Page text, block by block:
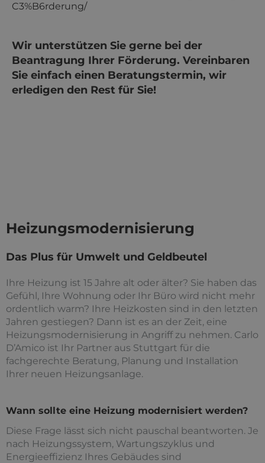
C3%B6rderung/
Wir unterstützen Sie gerne bei der
Beantragung Ihrer Förderung. Vereinbaren
Sie einfach einen Beratungstermin, wir
erledigen den Rest für Sie!
Heizungsmodernisierung
Das Plus für Umwelt und Geldbeutel
Ihre Heizung ist 15 Jahre alt oder älter? Sie haben das
Gefühl, Ihre Wohnung oder Ihr Büro wird nicht mehr
ordentlich warm? Ihre Heizkosten sind in den letzten
Jahren gestiegen? Dann ist es an der Zeit, eine
Heizungsmodernisierung in Angriff zu nehmen. Carlo
D’Amico ist Ihr Partner aus Stuttgart für die
fachgerechte Beratung, Planung und Installation
Ihrer neuen Heizungsanlage.
Wann sollte eine Heizung modernisiert werden?
Diese Frage lässt sich nicht pauschal beantworten. Je
nach Heizungssystem, Wartungszyklus und
Energieeffizienz Ihres Gebäudes sind